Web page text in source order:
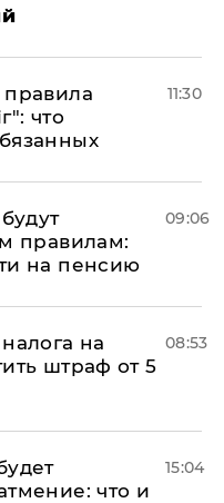
что
11:30
правилам:
на пенсию
09:06
на
штраф от 5
08:53
что и
15:04